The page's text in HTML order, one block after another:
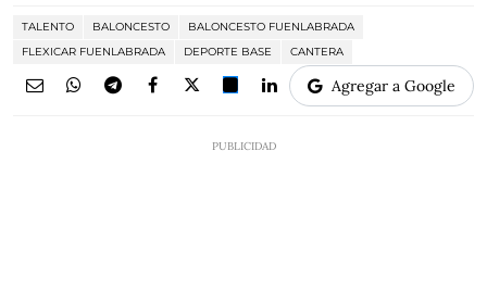
TALENTO BALONCESTO
BALONCESTO FUENLABRADA
FLEXICAR FUENLABRADA
DEPORTE BASE CANTERA
Agregar a Google